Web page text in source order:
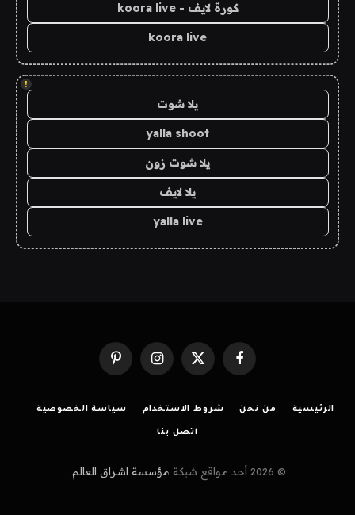
كورة لايف - koora live
koora live
!
يلا شوت
yalla shoot
يلا شوت زون
يلا لايف
yalla live
فيسبوك X
(Twitter)
الانستغرامبينتيريست
الرئيسية من نحن شروط الاستخدام سياسة الخصوصية
اتصل بنا
© 2026 أحد مواقع شبكة مؤسسة اشراق العالم.